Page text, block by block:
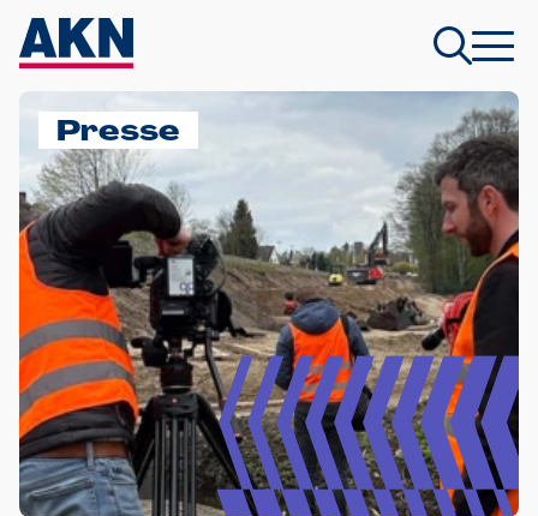
Presse